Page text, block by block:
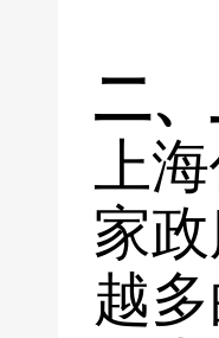
二
上
家
越